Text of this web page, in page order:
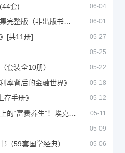
套) 06-04
06-01
[共11册] 05-27
05-25
套装全10册） 05-22
率背后的金融世界》 05-18
存手册》 05-12
05-11
05-09
（59套国学经典） 05-06